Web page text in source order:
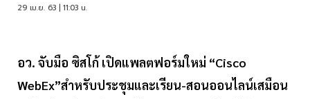
29 เม.ย. 63 | 11:03 น.
อว. จับมือ ซิสโก้ เปิดแพลตฟอร์มใหม่ “Cisco
WebEx”สำหรับประชุมและเรียน-สอนออนไลน์เสมือน